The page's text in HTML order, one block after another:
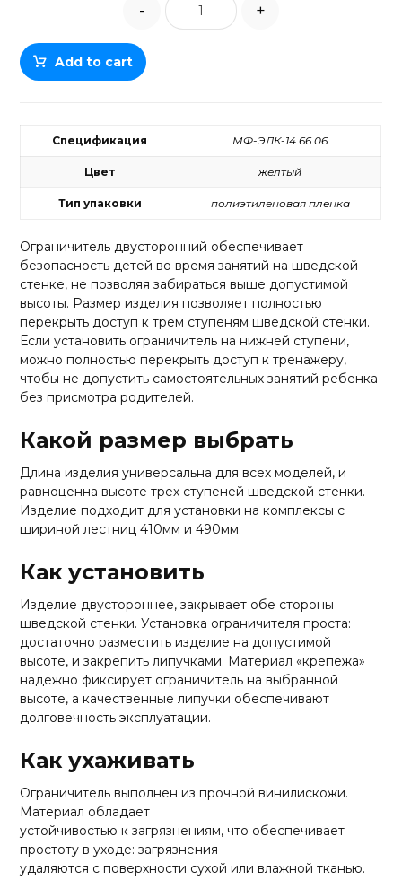
- +
Add to cart
Спецификация МФ-ЭЛК-14.66.06
Цвет желтый
Тип упаковки полиэтиленовая пленка
Ограничитель двусторонний обеспечивает
безопасность детей во время занятий на шведской
стенке, не позволяя забираться выше допустимой
высоты. Размер изделия позволяет полностью
перекрыть доступ к трем ступеням шведской стенки.
Если установить ограничитель на нижней ступени,
можно полностью перекрыть доступ к тренажеру,
чтобы не допустить самостоятельных занятий ребенка
без присмотра родителей.
Какой размер выбрать
Длина изделия универсальна для всех моделей, и
равноценна высоте трех ступеней шведской стенки.
Изделие подходит для установки на комплексы с
шириной лестниц 410мм и 490мм.
Как установить
Изделие двустороннее, закрывает обе стороны
шведской стенки. Установка ограничителя проста:
достаточно разместить изделие на допустимой
высоте, и закрепить липучками. Материал «крепежа»
надежно фиксирует ограничитель на выбранной
высоте, а качественные липучки обеспечивают
долговечность эксплуатации.
Как ухаживать
Ограничитель выполнен из прочной винилискожи.
Материал обладает
устойчивостью к загрязнениям, что обеспечивает
простоту в уходе: загрязнения
удаляются с поверхности сухой или влажной тканью.